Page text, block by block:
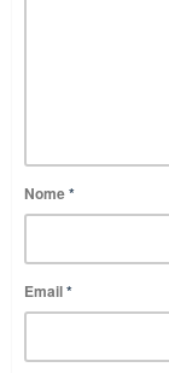
Nome*
Email*